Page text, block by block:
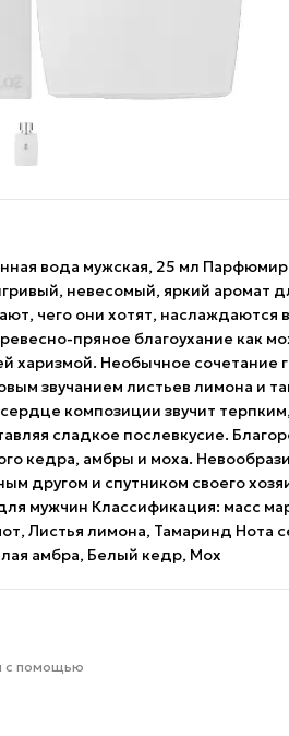
вода мужская, 25 мл
невесомый, яркий аромат
чего они хотят, наслаждаются
пряное благоухание как
харизмой. Необычное сочетание
звучанием листьев лимона и
композиции звучит
сладкое послевкусие.
кедра, амбры и моха.
другом и спутником своего
мужчин Классификация: масс
Листья лимона, Тамаринд Нота
амбра, Белый кедр, Мох
с помощью